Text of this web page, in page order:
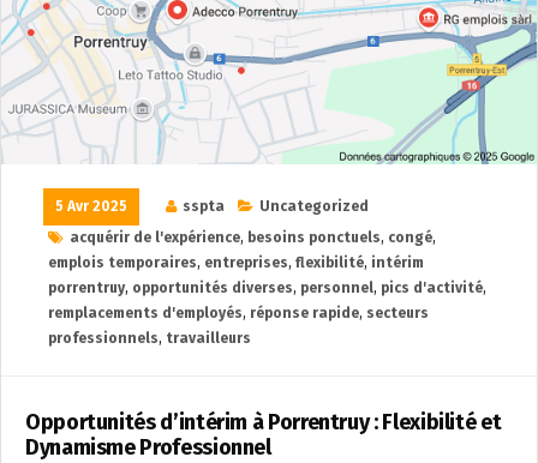
5 Avr 2025 sspta
Uncategorized
acquérir de l'expérience, besoins ponctuels, congé,
emplois temporaires, entreprises, flexibilité, intérim
porrentruy, opportunités diverses, personnel, pics d'activité,
remplacements d'employés, réponse rapide, secteurs
professionnels, travailleurs
Opportunités d’intérim à Porrentruy : Flexibilité et
Dynamisme Professionnel